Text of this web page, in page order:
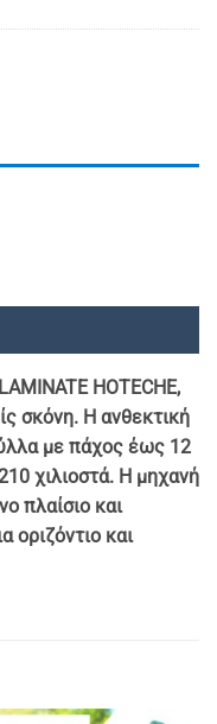
HOTECHE,
σκόνη. Η ανθεκτική
με πάχος έως 12
χιλιοστά. Η μηχανή
πλαίσιο και
οριζόντιο και